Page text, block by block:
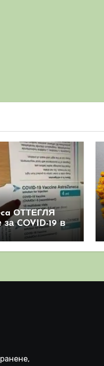
ОТТЕГЛЯ
за COVID-19 в
мащаб, след
че те